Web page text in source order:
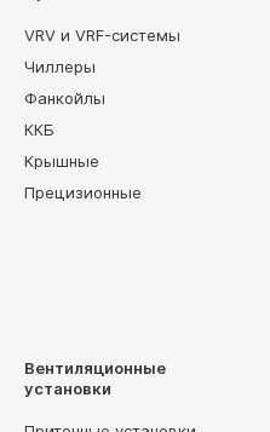
VRV и VRF-системы
Чиллеры
Фанкойлы
ККБ
Крышные
Прецизионные
Вентиляционные
установки